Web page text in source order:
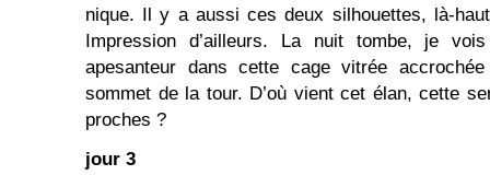
nique. Il y a aussi ces deux silhouettes, là-
Impression d’ailleurs. La nuit tombe, je
apesanteur dans cette cage vitrée
sommet de la tour. D’où vient cet élan, cette
proches ?
jour 3